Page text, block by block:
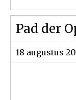
Pad der
18 augustus